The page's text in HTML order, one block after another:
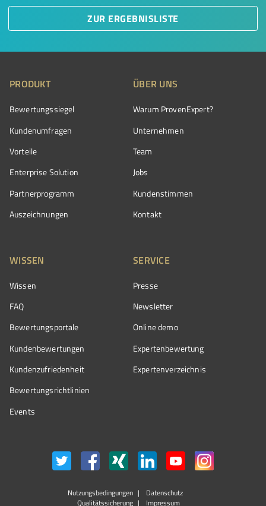
ZUR ERGEBNISLISTE
PRODUKT
Bewertungssiegel
Kundenumfragen
Vorteile
Enterprise Solution
Partnerprogramm
Auszeichnungen
ÜBER UNS
Warum ProvenExpert?
Unternehmen
Team
Jobs
Kundenstimmen
Kontakt
WISSEN
Wissen
FAQ
Bewertungsportale
Kundenbewertungen
Kundenzufriedenheit
Bewertungs­richtlinien
Events
SERVICE
Presse
Newsletter
Online demo
Expertenbewertung
Expertenverzeichnis
Nutzungsbedingungen
Datenschutz
Qualitätssicherung
Impressum